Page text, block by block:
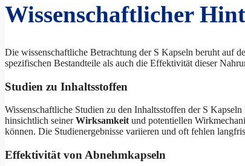
Wissenschaftlicher
Die wissenschaftliche Betrachtung der S Kapseln beruht auf
spezifischen Bestandteile als auch die Effektivität dieser
Studien zu Inhaltsstoffen
Wissenschaftliche Studien zu den Inhaltsstoffen der S
hinsichtlich seinerWirksamkeitund potentiellen
können. Die Studienergebnisse variieren und oft fehlen
Effektivität von Abnehmkapseln